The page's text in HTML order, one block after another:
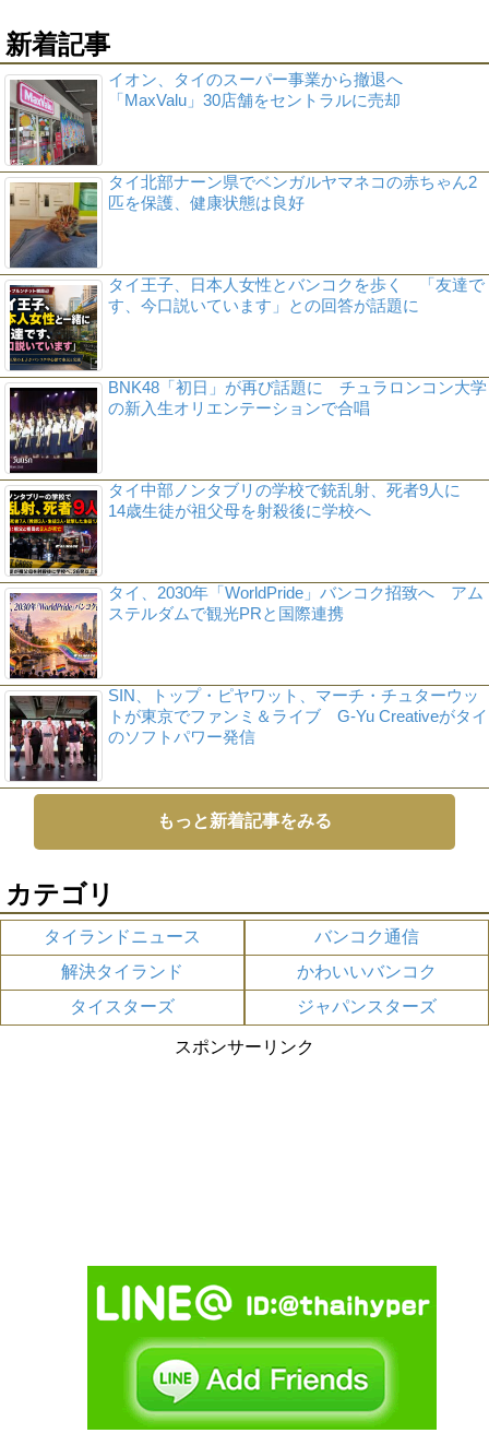
新着記事
イオン、タイのスーパー事業から撤退へ
「MaxValu」30店舗をセントラルに売却
タイ北部ナーン県でベンガルヤマネコの赤ちゃん2
匹を保護、健康状態は良好
タイ王子、日本人女性とバンコクを歩く 「友達で
す、今口説いています」との回答が話題に
BNK48「初日」が再び話題に チュラロンコン大学
の新入生オリエンテーションで合唱
タイ中部ノンタブリの学校で銃乱射、死者9人に
14歳生徒が祖父母を射殺後に学校へ
タイ、2030年「WorldPride」バンコク招致へ アム
ステルダムで観光PRと国際連携
SIN、トップ・ピヤワット、マーチ・チュターウッ
トが東京でファンミ＆ライブ G-Yu Creativeがタイ
のソフトパワー発信
もっと新着記事をみる
カテゴリ
タイランドニュース
バンコク通信
解決タイランド
かわいいバンコク
タイスターズ
ジャパンスターズ
スポンサーリンク